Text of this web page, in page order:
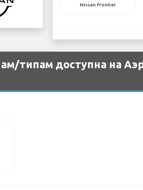
Nissan Frontier
типам доступна на